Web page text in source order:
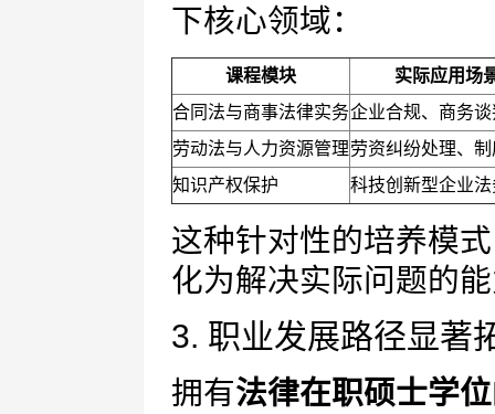
下核心领域：
课程模块
实际应用场
合同法与商事法律实务企业合规、商务谈
劳动法与人力资源管理劳资纠纷处理、
知识产权保护
科技创新型企业
这种针对性的培养模
化为解决实际问题的
3. 职业发展路径显著
拥有法律在职硕士学位